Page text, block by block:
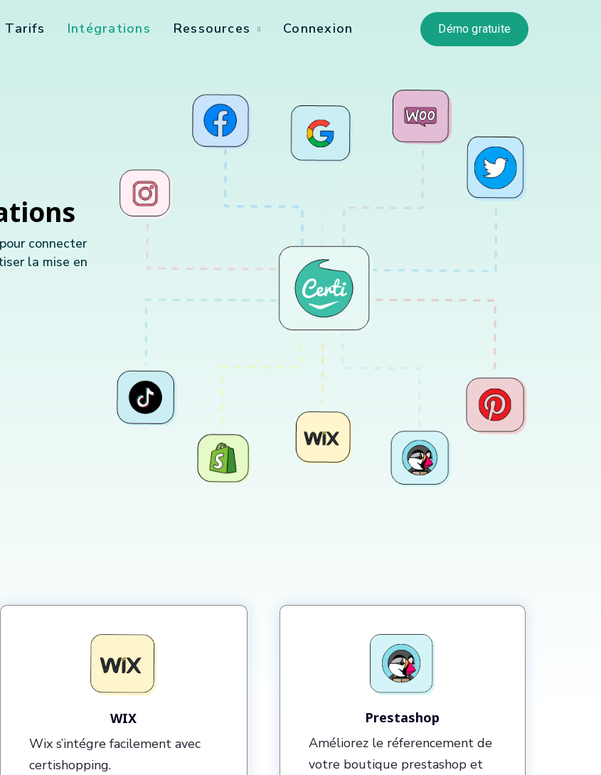
Tarifs Intégrations Ressources Connexion Démo gratuite
connecter
la mise en
WIX
Wix s’intégre facilement avec
certishopping.
Prestashop
Améliorez le réferencement de
votre boutique prestashop et